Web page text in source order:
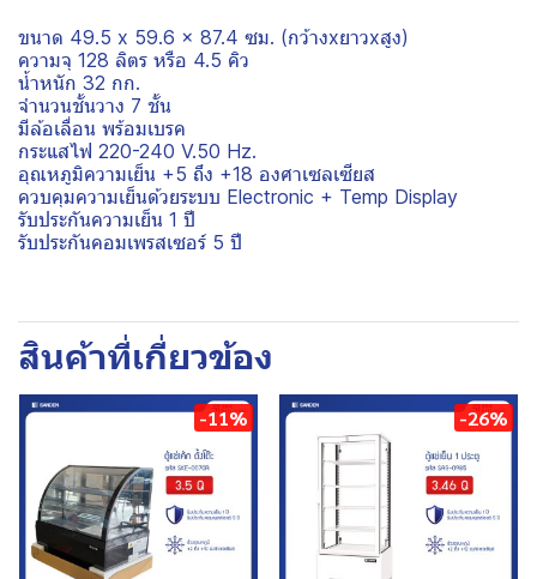
ขนาด 49.5 x 59.6 x 87.4 ซม. (กว้างxยาวxสูง)
ความจุ 128 ลิตร หรือ 4.5 คิว
น้ำหนัก 32 กก.
จำนวนชั้นวาง 7 ชั้น
มีล้อเลื่อน พร้อมเบรค
กระแสไฟ 220-240 V.50 Hz.
อุณหภูมิความเย็น +5 ถึง +18 องศาเซลเซียส
ควบคุมความเย็นด้วยระบบ Electronic + Temp Display
รับประกันความเย็น 1 ปี
รับประกันคอมเพรสเซอร์ 5 ปี
สินค้าที่เกี่ยวข้อง
-11% -26%